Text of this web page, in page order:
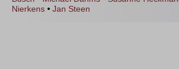
Nierkens • Jan Steen